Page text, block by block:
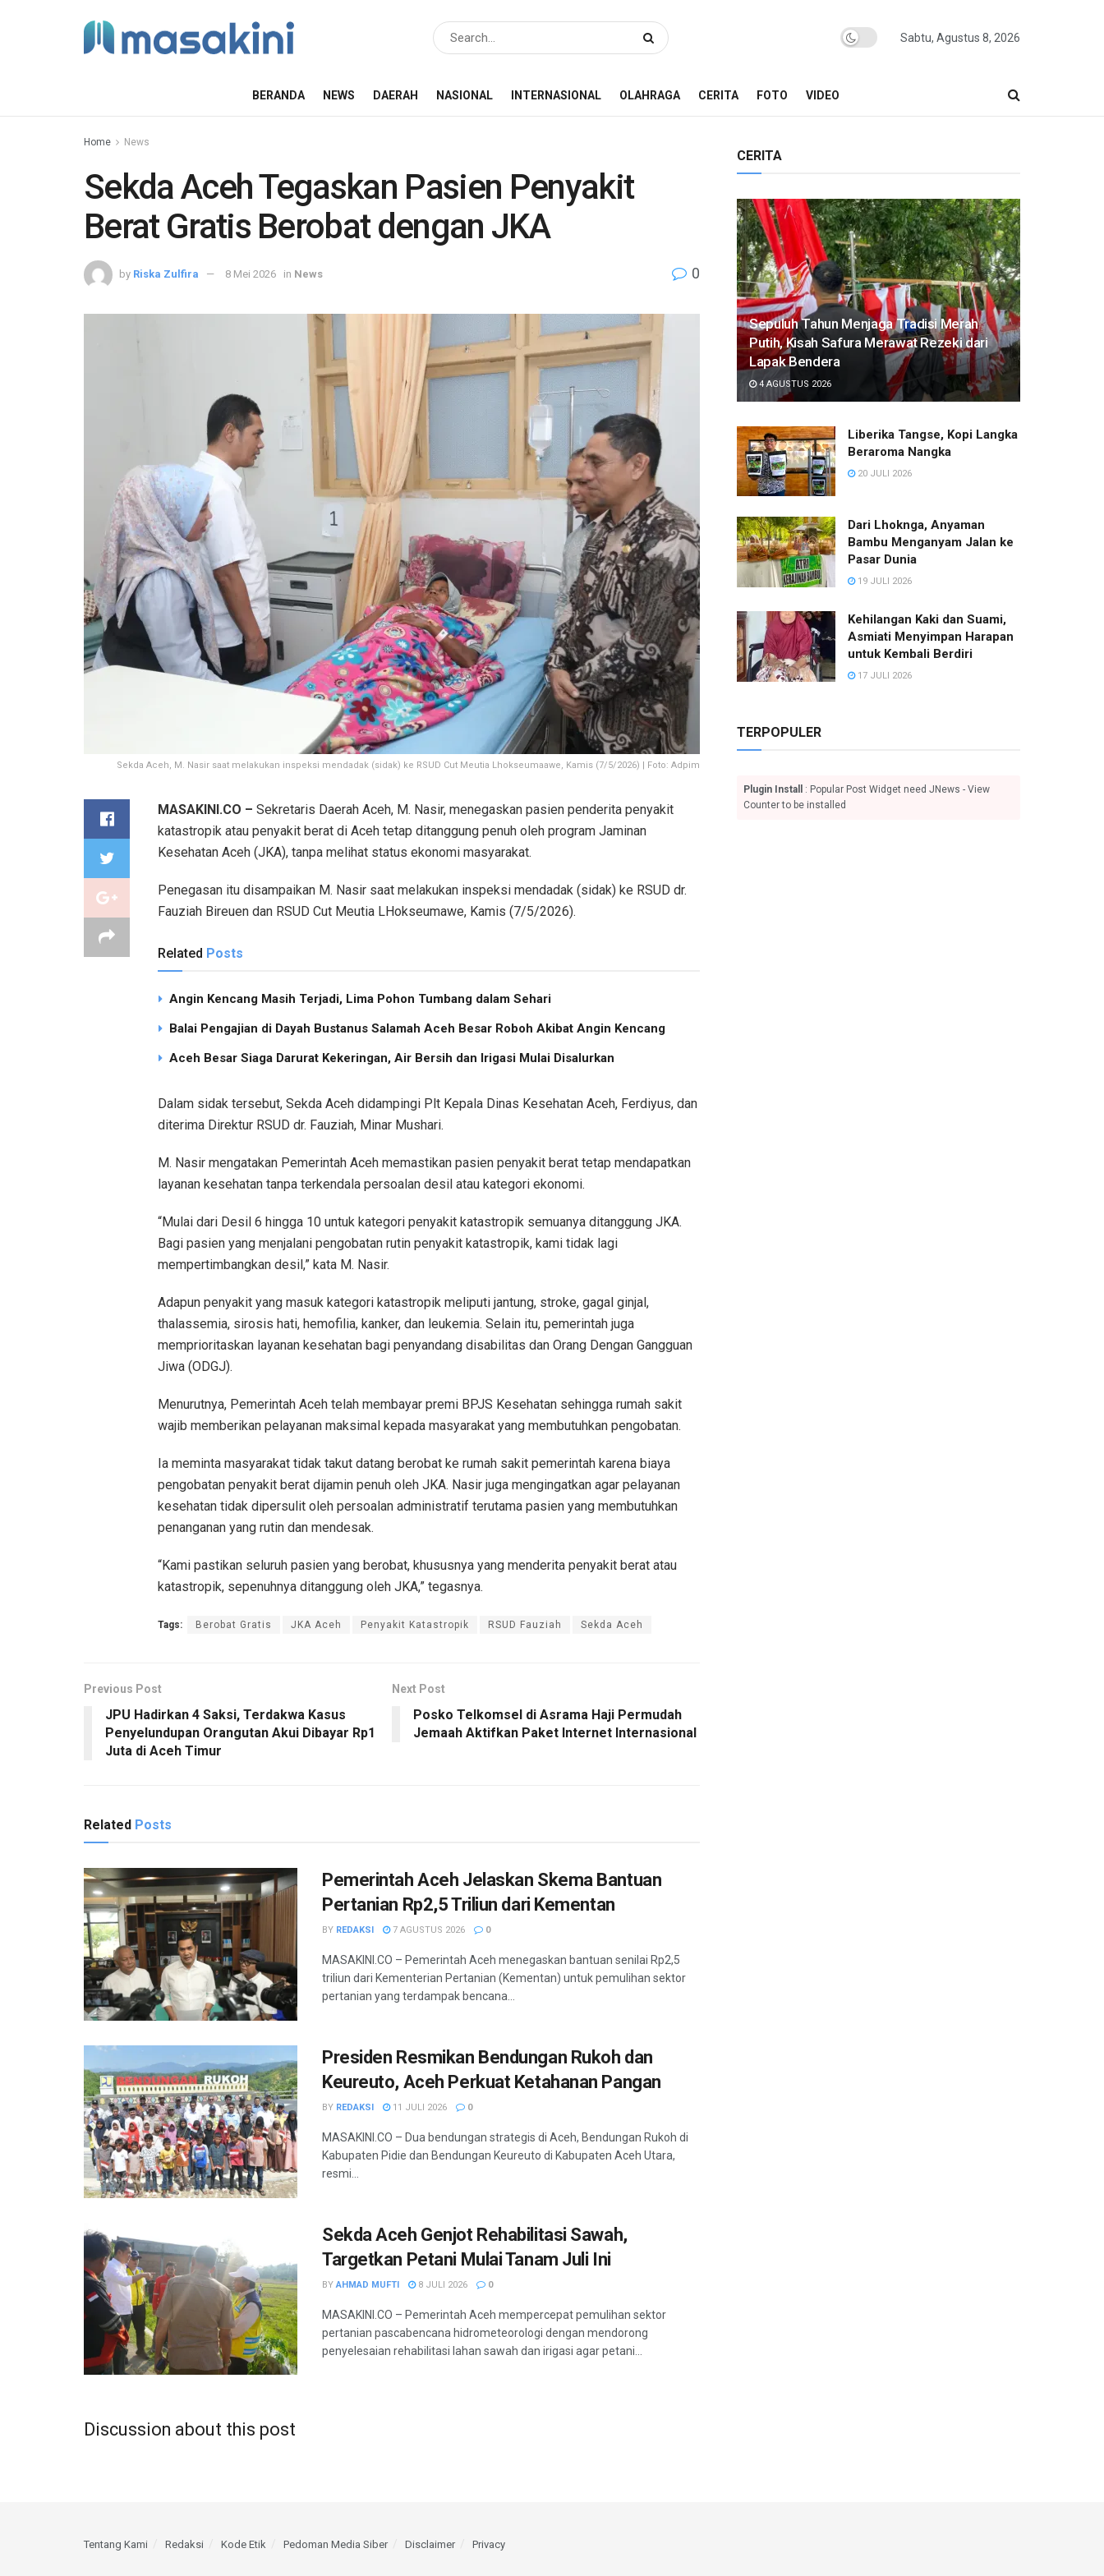
Sabtu, Agustus 8, 2026
BERANDA NEWS DAERAH NASIONAL INTERNASIONAL OLAHRAGA CERITA FOTO VIDEO
Home News
Sekda Aceh Tegaskan Pasien Penyakit
Berat Gratis Berobat dengan JKA
by Riska Zulfira 8 Mei 2026 in News 0
Sekda Aceh, M. Nasir saat melakukan inspeksi mendadak (sidak) ke RSUD Cut Meutia Lhokseumaawe, Kamis (7/5/2026) | Foto: Adpim
MASAKINI.CO – Sekretaris Daerah Aceh, M. Nasir, menegaskan pasien penderita penyakit
katastropik atau penyakit berat di Aceh tetap ditanggung penuh oleh program Jaminan
Kesehatan Aceh (JKA), tanpa melihat status ekonomi masyarakat.
Penegasan itu disampaikan M. Nasir saat melakukan inspeksi mendadak (sidak) ke RSUD dr.
Fauziah Bireuen dan RSUD Cut Meutia LHokseumawe, Kamis (7/5/2026).
Related Posts
Angin Kencang Masih Terjadi, Lima Pohon Tumbang dalam Sehari
Balai Pengajian di Dayah Bustanus Salamah Aceh Besar Roboh Akibat Angin Kencang
Aceh Besar Siaga Darurat Kekeringan, Air Bersih dan Irigasi Mulai Disalurkan
Dalam sidak tersebut, Sekda Aceh didampingi Plt Kepala Dinas Kesehatan Aceh, Ferdiyus, dan
diterima Direktur RSUD dr. Fauziah, Minar Mushari.
M. Nasir mengatakan Pemerintah Aceh memastikan pasien penyakit berat tetap mendapatkan
layanan kesehatan tanpa terkendala persoalan desil atau kategori ekonomi.
“Mulai dari Desil 6 hingga 10 untuk kategori penyakit katastropik semuanya ditanggung JKA.
Bagi pasien yang menjalani pengobatan rutin penyakit katastropik, kami tidak lagi
mempertimbangkan desil,” kata M. Nasir.
Adapun penyakit yang masuk kategori katastropik meliputi jantung, stroke, gagal ginjal,
thalassemia, sirosis hati, hemofilia, kanker, dan leukemia. Selain itu, pemerintah juga
memprioritaskan layanan kesehatan bagi penyandang disabilitas dan Orang Dengan Gangguan
Jiwa (ODGJ).
Menurutnya, Pemerintah Aceh telah membayar premi BPJS Kesehatan sehingga rumah sakit
wajib memberikan pelayanan maksimal kepada masyarakat yang membutuhkan pengobatan.
Ia meminta masyarakat tidak takut datang berobat ke rumah sakit pemerintah karena biaya
pengobatan penyakit berat dijamin penuh oleh JKA. Nasir juga mengingatkan agar pelayanan
kesehatan tidak dipersulit oleh persoalan administratif terutama pasien yang membutuhkan
penanganan yang rutin dan mendesak.
“Kami pastikan seluruh pasien yang berobat, khususnya yang menderita penyakit berat atau
katastropik, sepenuhnya ditanggung oleh JKA,” tegasnya.
Tags: Berobat Gratis JKA Aceh Penyakit Katastropik RSUD Fauziah Sekda Aceh
Previous Post
JPU Hadirkan 4 Saksi, Terdakwa Kasus
Penyelundupan Orangutan Akui Dibayar Rp1
Juta di Aceh Timur
Next Post
Posko Telkomsel di Asrama Haji Permudah
Jemaah Aktifkan Paket Internet Internasional
Related Posts
Pemerintah Aceh Jelaskan Skema Bantuan
Pertanian Rp2,5 Triliun dari Kementan
BY REDAKSI 7 AGUSTUS 2026 0
MASAKINI.CO – Pemerintah Aceh menegaskan bantuan senilai Rp2,5
triliun dari Kementerian Pertanian (Kementan) untuk pemulihan sektor
pertanian yang terdampak bencana...
Presiden Resmikan Bendungan Rukoh dan
Keureuto, Aceh Perkuat Ketahanan Pangan
BY REDAKSI 11 JULI 2026 0
MASAKINI.CO – Dua bendungan strategis di Aceh, Bendungan Rukoh di
Kabupaten Pidie dan Bendungan Keureuto di Kabupaten Aceh Utara,
resmi...
Sekda Aceh Genjot Rehabilitasi Sawah,
Targetkan Petani Mulai Tanam Juli Ini
BY AHMAD MUFTI 8 JULI 2026 0
MASAKINI.CO – Pemerintah Aceh mempercepat pemulihan sektor
pertanian pascabencana hidrometeorologi dengan mendorong
penyelesaian rehabilitasi lahan sawah dan irigasi agar petani...
Discussion about this post
CERITA
Sepuluh Tahun Menjaga Tradisi Merah
Putih, Kisah Safura Merawat Rezeki dari
Lapak Bendera
4 AGUSTUS 2026
Liberika Tangse, Kopi Langka
Beraroma Nangka
20 JULI 2026
Dari Lhoknga, Anyaman
Bambu Menganyam Jalan ke
Pasar Dunia
19 JULI 2026
Kehilangan Kaki dan Suami,
Asmiati Menyimpan Harapan
untuk Kembali Berdiri
17 JULI 2026
TERPOPULER
Plugin Install
: Popular Post Widget need JNews - View
Counter to be installed
Tentang Kami Redaksi Kode Etik Pedoman Media Siber Disclaimer Privacy